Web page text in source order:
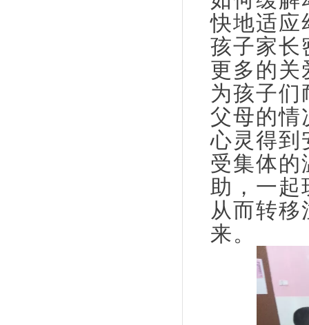
快地适应
孩子家长
更多的关
为孩子们
父母的情
心灵得到
受集体的
助，一起
从而转
来。